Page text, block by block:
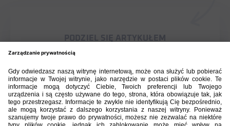
PODZIEL SIĘ ARTYKUŁEM
BIBLIOTEKA PZPN
ŁACZY NAS PIŁKA